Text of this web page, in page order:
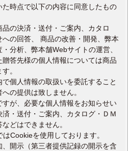
時点で以下の内容に同意したもの
の決済・送付・ご案内、カタロ
の回答、 商品の改善・開発、弊本
分析、弊本舗Webサイトの運営、
答先様の個人情報については商品
。
個人情報の取扱いを委託すること
の提供は致しません。
が、必要な個人情報をお知らせい
・送付・ご案内、カタログ・ＤＭ
どはできません。
Cookieを使用しております。
開示（第三者提供記録の開示を含